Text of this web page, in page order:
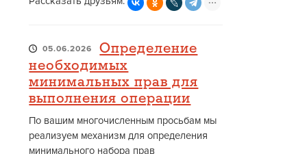
05.06.2026
Определение
необходимых
минимальных прав для
выполнения операции
По вашим многочисленным просьбам мы
реализуем механизм для определения
минимального набора прав